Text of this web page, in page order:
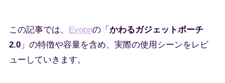
この記事では、 Evoonの「 かわるガジェットポーチ
2.0」の特徴や容量を含め、実際の使用シーンをレビ
ューしていきます。